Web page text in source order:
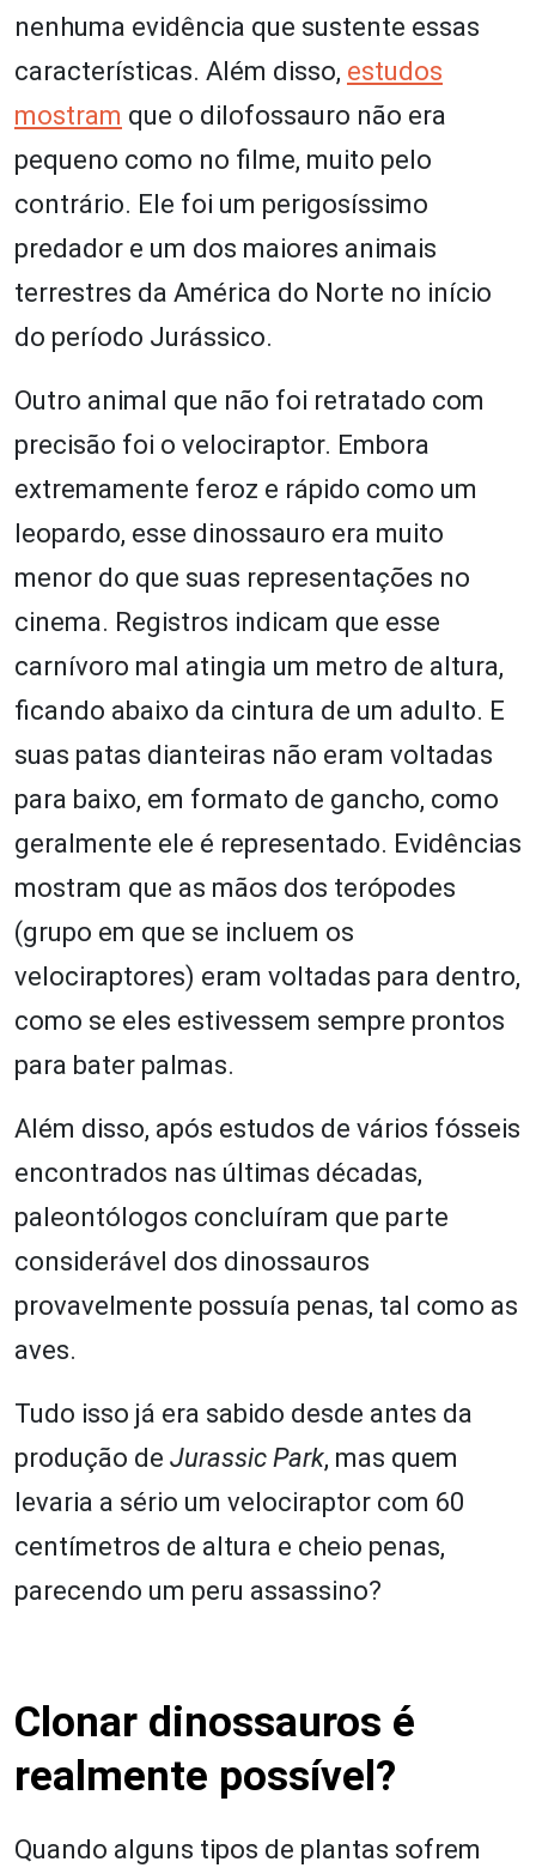
nenhuma evidência que sustente essas
características. Além disso, estudos
mostram que o dilofossauro não era
pequeno como no filme, muito pelo
contrário. Ele foi um perigosíssimo
predador e um dos maiores animais
terrestres da América do Norte no início
do período Jurássico.
Outro animal que não foi retratado com
precisão foi o velociraptor. Embora
extremamente feroz e rápido como um
leopardo, esse dinossauro era muito
menor do que suas representações no
cinema. Registros indicam que esse
carnívoro mal atingia um metro de altura,
ficando abaixo da cintura de um adulto. E
suas patas dianteiras não eram voltadas
para baixo, em formato de gancho, como
geralmente ele é representado. Evidências
mostram que as mãos dos terópodes
(grupo em que se incluem os
velociraptores) eram voltadas para dentro,
como se eles estivessem sempre prontos
para bater palmas.
Além disso, após estudos de vários fósseis
encontrados nas últimas décadas,
paleontólogos concluíram que parte
considerável dos dinossauros
provavelmente possuía penas, tal como as
aves.
Tudo isso já era sabido desde antes da
produção de Jurassic Park, mas quem
levaria a sério um velociraptor com 60
centímetros de altura e cheio penas,
parecendo um peru assassino?
Clonar dinossauros é
realmente possível?
Quando alguns tipos de plantas sofrem